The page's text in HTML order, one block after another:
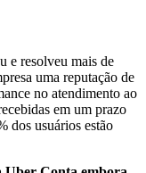
e resolveu mais de
uma reputação de
no atendimento ao
em um prazo
dos usuários estão